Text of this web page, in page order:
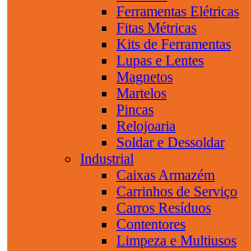
Ferramentas Elétricas
Fitas Métricas
Kits de Ferramentas
Lupas e Lentes
Magnetos
Martelos
Pincas
Relojoaria
Soldar e Dessoldar
Industrial
Caixas Armazém
Carrinhos de Serviço
Carros Resíduos
Contentores
Limpeza e Multiusos